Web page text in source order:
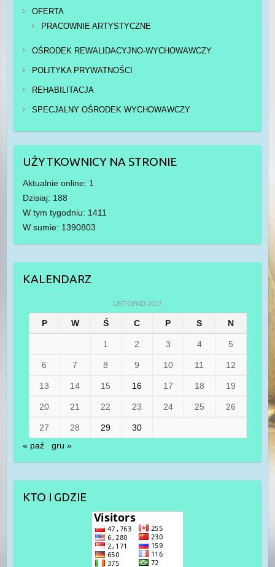
OFERTA
PRACOWNIE ARTYSTYCZNE
OŚRODEK REWALIDACYJNO-WYCHOWAWCZY
POLITYKA PRYWATNOŚCI
REHABILITACJA
SPECJALNY OŚRODEK WYCHOWAWCZY
UŻYTKOWNICY NA STRONIE
Aktualnie online: 1
Dzisiaj: 188
W tym tygodniu: 1411
W sumie: 1390803
KALENDARZ
LISTOPAD 2017
P W Ś C P S N
1 2 3 4 5
6 7 8 9 10 11 12
13 14 15 16 17 18 19
20 21 22 23 24 25 26
27 28 29
30
« paź
gru »
KTO I GDZIE